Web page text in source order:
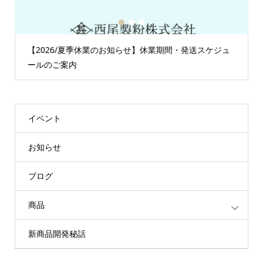
【2026/夏季休業のお知らせ】休業期間・発送スケジュ
ールのご案内
1 2 3
イベント
お知らせ
ブログ
商品
新商品開発秘話